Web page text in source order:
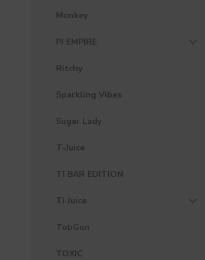
Monkey
PJ EMPIRE
Ritchy
Sparkling Vibes
Sugar Lady
T-Juice
TI BAR EDITION
Ti Juice
TobGun
TOXIC